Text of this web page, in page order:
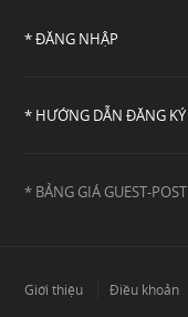
* ĐĂNG NHẬP
* HƯỚNG DẪN ĐĂNG KÝ
* BẢNG GIÁ GUEST-POST
Giới thiệu Điều khoản